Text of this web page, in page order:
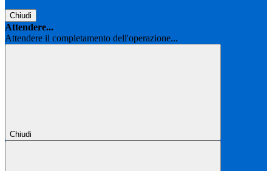
Chiudi
Attendere...
Attendere il completamento dell'operazione...
Chiudi